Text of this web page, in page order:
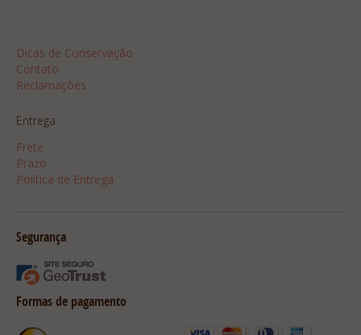
Dicas de Conservação
Contato
Reclamações
Entrega
Frete
Prazo
Política de Entrega
Segurança
Formas de pagamento